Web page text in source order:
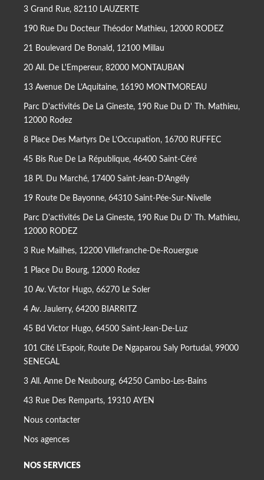
3 Grand Rue, 82110 LAUZERTE
190 Rue Du Docteur Théodor Mathieu, 12000 RODEZ
21 Boulevard De Bonald, 12100 Millau
20 All. De L'Empereur, 82000 MONTAUBAN
13 Avenue De L’Aquitaine, 16190 MONTMOREAU
Parc D'activités De La Gineste, 190 Rue Du D' Th. Mathieu,
12000 Rodez
8 Place Des Martyrs De L’Occupation, 16700 RUFFEC
45 Bis Rue De La République, 46400 Saint-Céré
18 Pl. Du Marché, 17400 Saint-Jean-D'Angély
19 Route De Bayonne, 64310 Saint-Pée-Sur-Nivelle
Parc D'activités De La Gineste, 190 Rue Du D' Th. Mathieu,
12000 RODEZ
3 Rue Mailhes, 12200 Villefranche-De-Rouergue
1 Place Du Bourg, 12000 Rodez
10 Av. Victor Hugo, 66270 Le Soler
4 Av. Jaulerry, 64200 BIARRITZ
45 Bd Victor Hugo, 64500 Saint-Jean-De-Luz
101 Cité L'Espoir, Route De Ngaparou Saly Portudal, 99000
SENEGAL
3 All. Anne De Neubourg, 64250 Cambo-Les-Bains
43 Rue Des Remparts, 19310 AYEN
Nous contacter
Nos agences
NOS SERVICES